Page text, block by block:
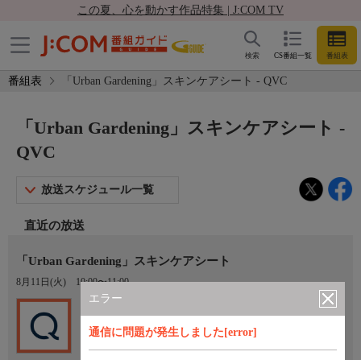
この夏、心を動かす作品特集 | J:COM TV
CS番組一覧 番組表
検索
番組表 「Urban Gardening」スキンケアシート - QVC
エラー
通信に問題が発生しました[error]
「Urban Gardening」スキンケアシート -
QVC
放送スケジュール一覧
直近の放送
「Urban Gardening」スキンケアシート
8月11日(火) 10:00〜11:00